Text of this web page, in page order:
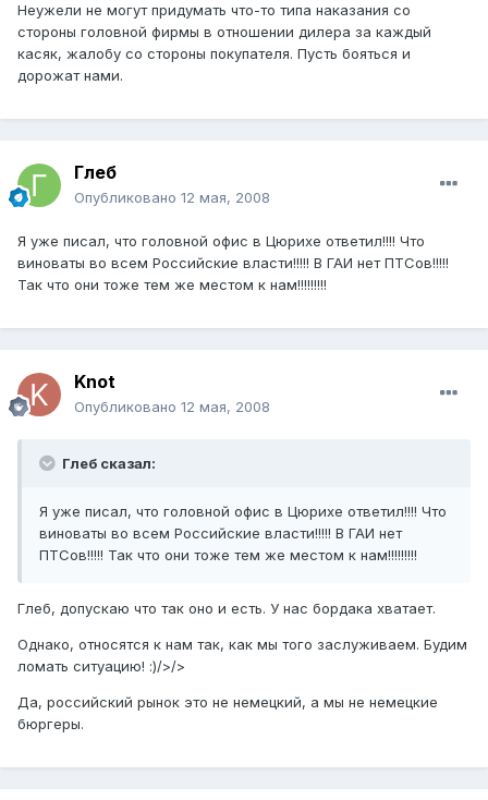
Неужели не могут придумать что-то типа наказания со
стороны головной фирмы в отношении дилера за каждый
касяк, жалобу со стороны покупателя. Пусть бояться и
дорожат нами.
Глеб
Опубликовано 12 мая, 2008
Я уже писал, что головной офис в Цюрихе ответил!!!! Что
виноваты во всем Российские власти!!!!! В ГАИ нет ПТСов!!!!!
Так что они тоже тем же местом к нам!!!!!!!!!
Knot
Опубликовано 12 мая, 2008
Глеб сказал:
Я уже писал, что головной офис в Цюрихе ответил!!!! Что
виноваты во всем Российские власти!!!!! В ГАИ нет
ПТСов!!!!! Так что они тоже тем же местом к нам!!!!!!!!!
Глеб, допускаю что так оно и есть. У нас бордака хватает.
Однако, относятся к нам так, как мы того заслуживаем. Будим
ломать ситуацию! :)/>/>
Да, российский рынок это не немецкий, а мы не немецкие
бюргеры.